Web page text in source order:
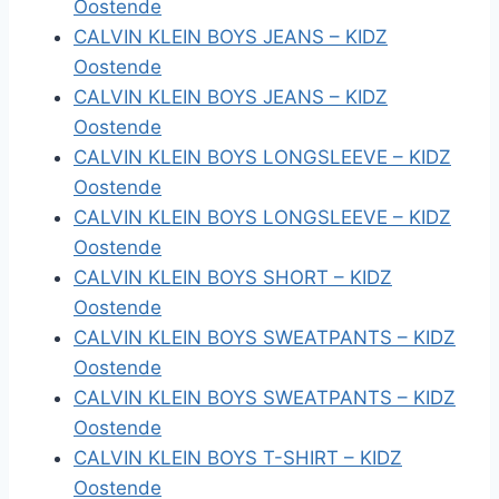
Oostende
CALVIN KLEIN BOYS JEANS – KIDZ
Oostende
CALVIN KLEIN BOYS JEANS – KIDZ
Oostende
CALVIN KLEIN BOYS LONGSLEEVE – KIDZ
Oostende
CALVIN KLEIN BOYS LONGSLEEVE – KIDZ
Oostende
CALVIN KLEIN BOYS SHORT – KIDZ
Oostende
CALVIN KLEIN BOYS SWEATPANTS – KIDZ
Oostende
CALVIN KLEIN BOYS SWEATPANTS – KIDZ
Oostende
CALVIN KLEIN BOYS T-SHIRT – KIDZ
Oostende